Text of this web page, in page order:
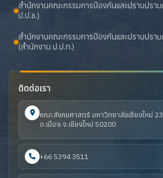
สำนักงานคณะกรรมการป้องกันและปราบปรา
ป.ป.ช.)
สำนักงานคณะกรรมการป้องกันและปราบปรา
(สำนักงาน ป.ป.ท.)
ติดต่อเรา
คณะสังคมศาสตร์ มหาวิทยาลัยเชียงใหม่
อ.เมือง จ.เชียงใหม่ 50200
+66 5394 3511